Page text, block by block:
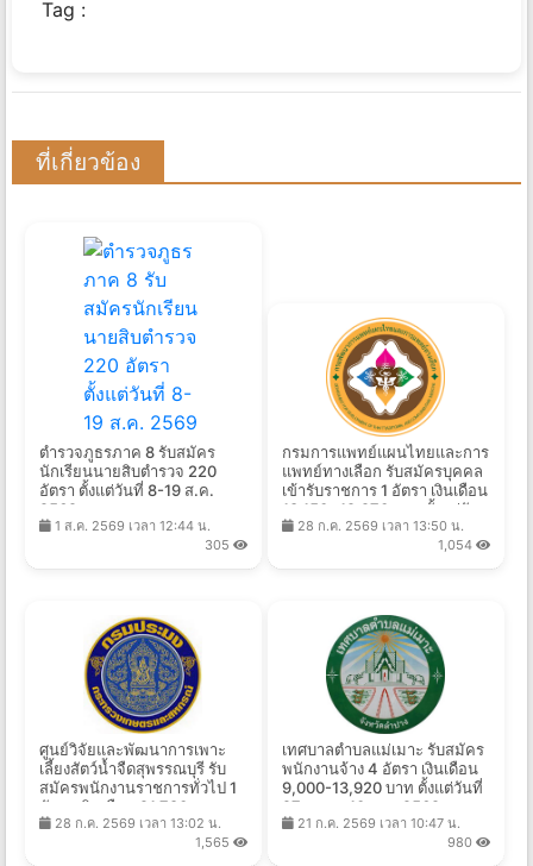
Tag :
ที่เกี่ยวข้อง
ตำรวจภูธรภาค 8 รับสมัคร
นักเรียนนายสิบตำรวจ 220
อัตรา ตั้งแต่วันที่ 8-19 ส.ค.
2569
1 ส.ค. 2569 เวลา 12:44 น.
305
กรมการแพทย์แผนไทยและการ
แพทย์ทางเลือก รับสมัครบุคคล
เข้ารับราชการ 1 อัตรา เงินเดือน
18,150- 19,970 บาท ตั้งแต่วัน
ที่ 22 ก.ค. - 17 ส.ค. 2569
28 ก.ค. 2569 เวลา 13:50 น.
1,054
ศูนย์วิจัยและพัฒนาการเพาะ
เลี้ยงสัตว์น้ำจืดสุพรรณบุรี รับ
สมัครพนักงานราชการทั่วไป 1
อัตรา เงินเดือน 21,780 บาท
ตั้งแต่วันที่ 10 - 19 ส.ค. 2569
28 ก.ค. 2569 เวลา 13:02 น.
1,565
เทศบาลตำบลแม่เมาะ รับสมัคร
พนักงานจ้าง 4 อัตรา เงินเดือน
9,000-13,920 บาท ตั้งแต่วันที่
27 ก.ค. - 10 ส.ค. 2569
21 ก.ค. 2569 เวลา 10:47 น.
980